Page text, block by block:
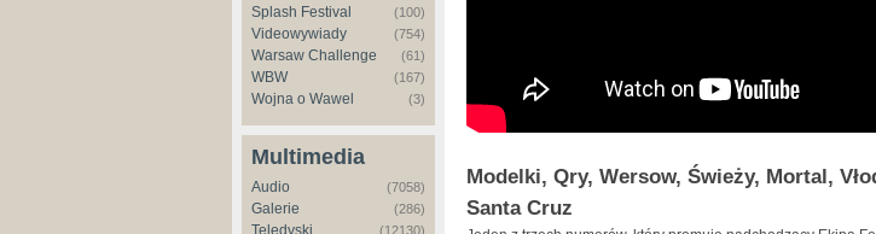
Splash Festival (100)
Videowywiady (754)
Warsaw Challenge (61)
WBW (167)
Wojna o Wawel (3)
Multimedia
Audio (7058)
Galerie (286)
Teledyski (12130)
Modelki, Qry, Wersow, Świeży, Mortal,
Santa Cruz